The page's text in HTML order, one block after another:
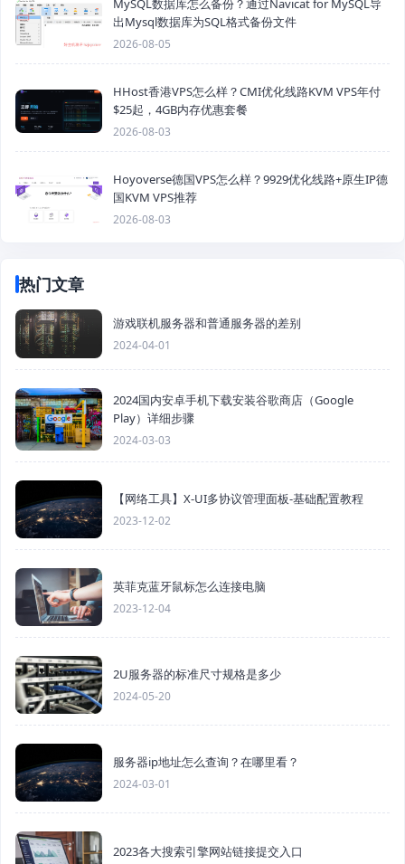
MySQL数据库怎么备份？通过Navicat for MySQL导
出Mysql数据库为SQL格式备份文件
2026-08-05
HHost香港VPS怎么样？CMI优化线路KVM VPS年付
$25起，4GB内存优惠套餐
2026-08-03
Hoyoverse德国VPS怎么样？9929优化线路+原生IP德
国KVM VPS推荐
2026-08-03
热门文章
游戏联机服务器和普通服务器的差别
2024-04-01
2024国内安卓手机下载安装谷歌商店（Google
Play）详细步骤
2024-03-03
【网络工具】X-UI多协议管理面板-基础配置教程
2023-12-02
英菲克蓝牙鼠标怎么连接电脑
2023-12-04
2U服务器的标准尺寸规格是多少
2024-05-20
服务器ip地址怎么查询？在哪里看？
2024-03-01
2023各大搜索引擎网站链接提交入口